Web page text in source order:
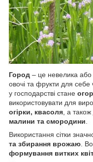
Город – це невелика або
овочі та фрукти для
у господарстві стане
використовувати для
огірки, квасоля, а також
малини та смородини.
Використання сітки
та збирання врожаю.
формування витких